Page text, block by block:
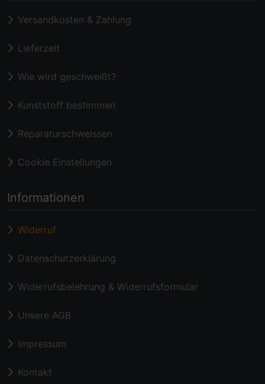
Versandkosten & Zahlung
Lieferzeit
Wie wird geschweißt?
Kunststoff bestimmen
Reparaturschweissen
Cookie Einstellungen
Informationen
Widerruf
Datenschutzerklärung
Widerrufsbelehrung & Widerrufsformular
Unsere AGB
Impressum
Kontakt